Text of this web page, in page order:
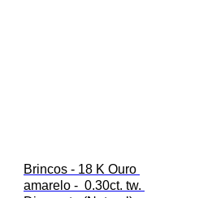
Brincos - 18 K Ouro
amarelo -  0.30ct. tw.